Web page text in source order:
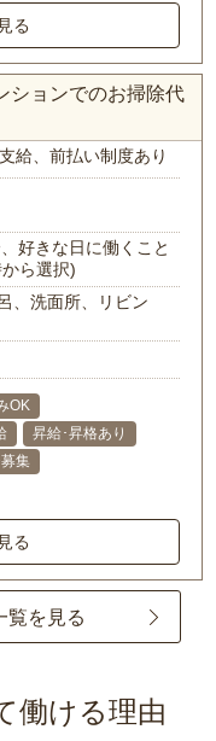
る
ションでのお掃除代
支給、前払い制度あり
好きな日に働くこと
ら選択)
、洗面所、リビン
OK
昇給･昇格あり
集
る
覧を見る
働ける理由